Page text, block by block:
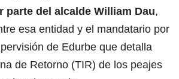
parte del alcalde William Dau,
esa entidad y el mandatario por
de Edurbe que detalla
de Retorno (TIR) de los peajes